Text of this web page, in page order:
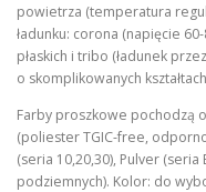
powietrza (temperatura
ładunku: corona (napięcie
płaskich i tribo (ładunek
o skomplikowanych
Farby proszkowe pochodzą
(poliester TGIC-free,
(seria 10,20,30), Pulver
podziemnych). Kolor: do